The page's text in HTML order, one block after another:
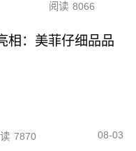
阅读 8066
相：美菲仔细品品
7870 08-03